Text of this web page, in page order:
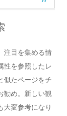
注目を集める情
性を参照したレ
似たページをチ
勧め。新しい観
大変参考になり